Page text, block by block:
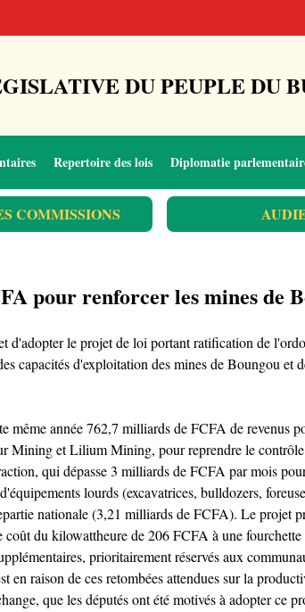
DU PEUPLE DU
Repertoire des lois Diplomatie
COMMISSIONS
pour renforcer les mines de
le projet de loi portant ratification de
capacités d'exploitation des mines de Boungou
année 762,7 milliards de FCFA de revenus
Mining et Lilium Mining, pour reprendre le
qui dépasse 3 milliards de FCFA par mois
lourds (excavatrices, bulldozers,
nationale (3,21 milliards de FCFA). Le projet
du kilowattheure de 206 FCFA à une
prioritairement réservés aux
en raison de ces retombées attendues sur la
que les députés ont été motivés à adopter ce